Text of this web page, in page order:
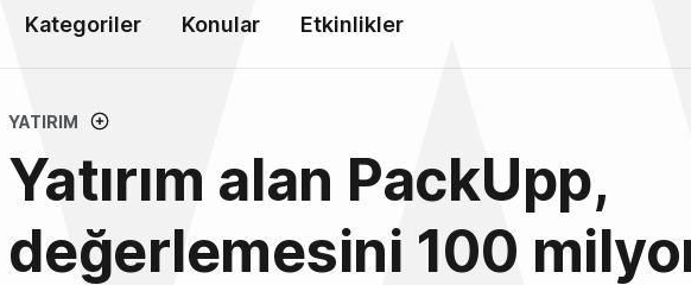
Kategoriler Konular Etkinlikler
YATIRIM
Yatırım alan PackUpp,
değerlemesini 100